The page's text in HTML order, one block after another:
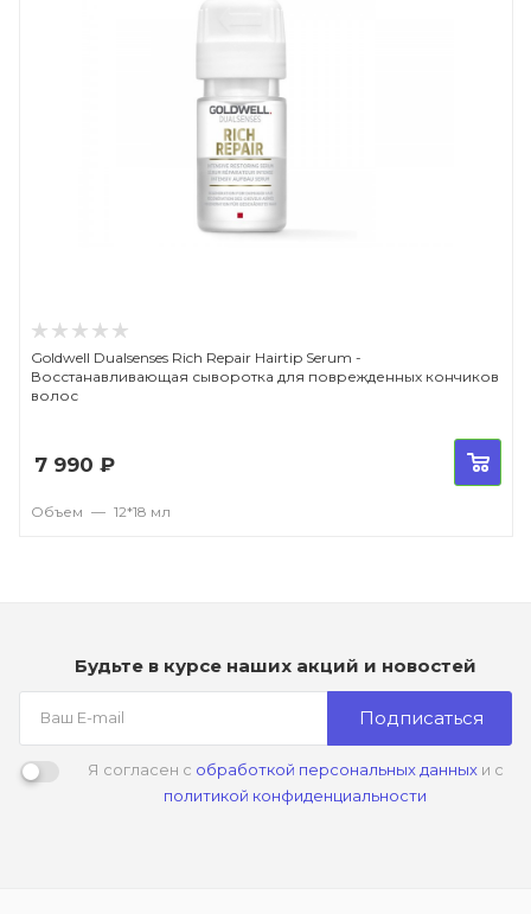
Goldwell Dualsenses Rich Repair Hairtip Serum -
Восстанавливающая сыворотка для поврежденных кончиков
волос
7 990 ₽
Объем — 12*18 мл
Будьте в курсе наших акций и новостей
Подписаться
Я согласен с обработкой персональных данныхи с
политикой конфиденциальности